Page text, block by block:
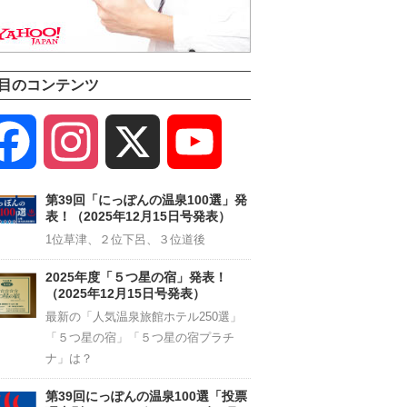
のコンテンツ
Facebook Instagram
Channel
第39回「にっぽんの温泉100選」発
表！（2025年12月15日号発表）
1位草津、２位下呂、３位道後
2025年度「５つ星の宿」発表！
（2025年12月15日号発表）
最新の「人気温泉旅館ホテル250選」
「５つ星の宿」「５つ星の宿プラチ
ナ」は？
第39回にっぽんの温泉100選「投票